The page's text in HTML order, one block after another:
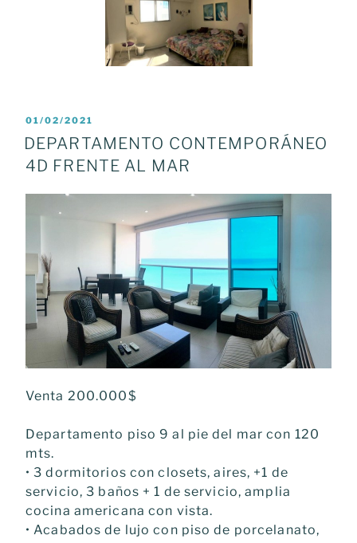
POSTED
ON
01/02/2021
DEPARTAMENTO CONTEMPORÁNEO
4D FRENTE AL MAR
Venta 200.000$
Departamento piso 9 al pie del mar con 120
mts.
• 3 dormitorios con closets, aires, +1 de
servicio, 3 baños + 1 de servicio, amplia
cocina americana con vista.
• Acabados de lujo con piso de porcelanato,